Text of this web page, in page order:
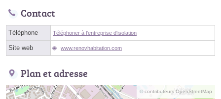
Contact
Téléphone Téléphoner à l'entreprise d'isolation
Site web www.renovhabitation.com
Plan et adresse
© contributeurs OpenStreetMap